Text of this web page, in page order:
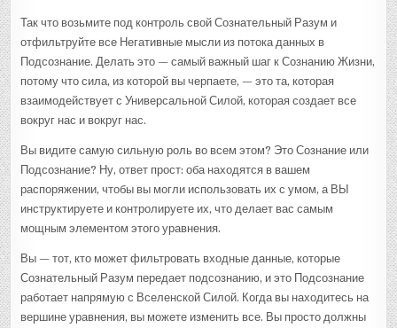
Так что возьмите под контроль свой Сознательный Разум и
отфильтруйте все Негативные мысли из потока данных в
Подсознание. Делать это — самый важный шаг к Сознанию Жизни,
потому что сила, из которой вы черпаете, — это та, которая
взаимодействует с Универсальной Силой, которая создает все
вокруг нас и вокруг нас.
Вы видите самую сильную роль во всем этом? Это Сознание или
Подсознание? Ну, ответ прост: оба находятся в вашем
распоряжении, чтобы вы могли использовать их с умом, а ВЫ
инструктируете и контролируете их, что делает вас самым
мощным элементом этого уравнения.
Вы — тот, кто может фильтровать входные данные, которые
Сознательный Разум передает подсознанию, и это Подсознание
работает напрямую с Вселенской Силой. Когда вы находитесь на
вершине уравнения, вы можете изменить все. Вы просто должны